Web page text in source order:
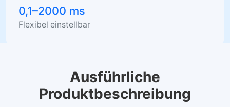
0,1–2000 ms
Flexibel einstellbar
Ausführliche
Produktbeschreibung